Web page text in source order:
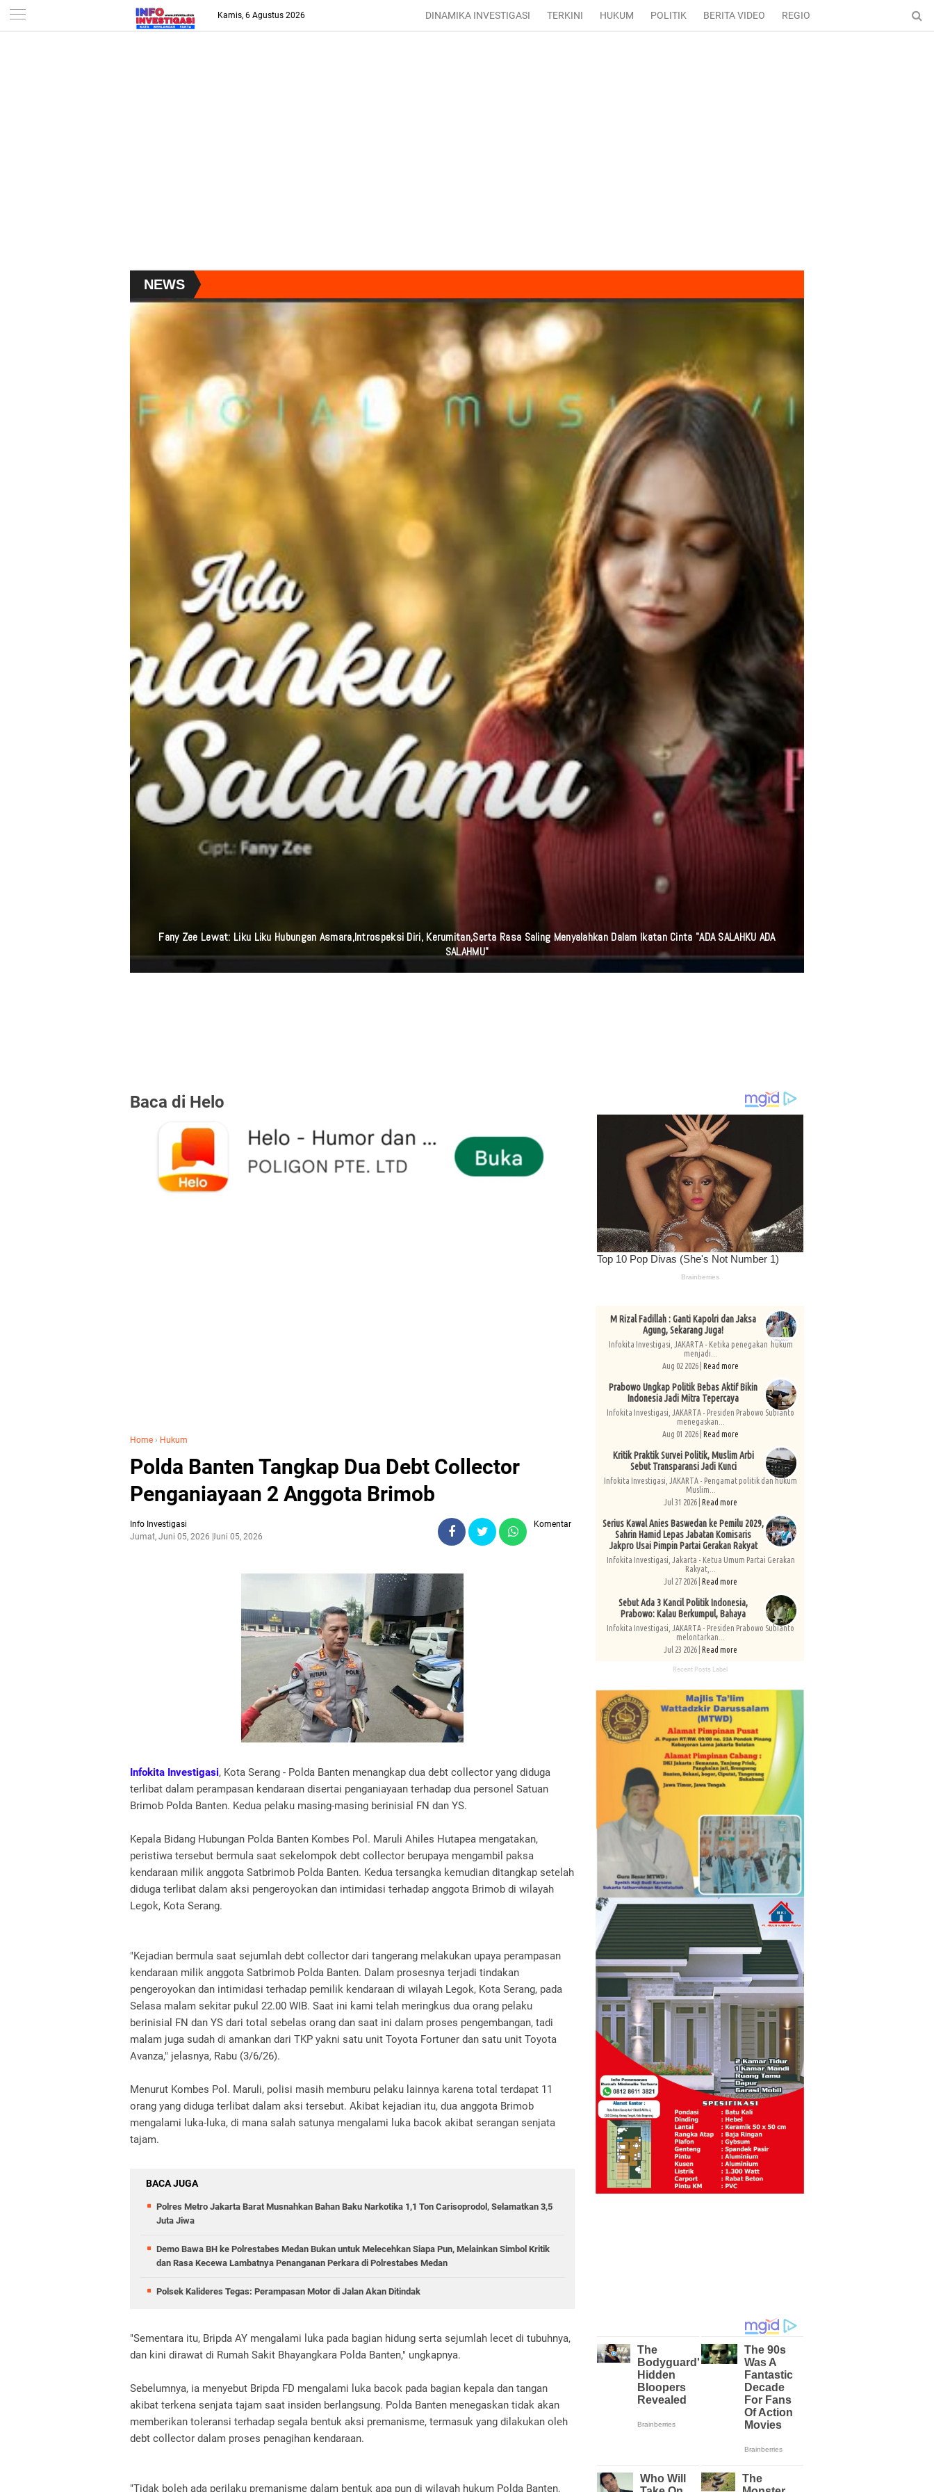
-->
Kamis, 6 Agustus 2026 DINAMIKA INVESTIGASI TERKINI HUKUM POLITIK BERITA VIDEO REGIONAL ENTERTAINMENT
NEWS
Tanda Orang Istiqomah Menjaga Shalat Qobliyah Shubuh Dan Shalat Shubuh Secara Berjamaah
Baca di Helo
Home › Hukum
Polda Banten Tangkap Dua Debt Collector
Penganiayaan 2 Anggota Brimob
Info Investigasi
Jumat, Juni 05, 2026 Juni 05, 2026
Komentar
Infokita Investigasi, Kota Serang - Polda Banten menangkap dua debt collector yang diduga
terlibat dalam perampasan kendaraan disertai penganiayaan terhadap dua personel Satuan
Brimob Polda Banten. Kedua pelaku masing-masing berinisial FN dan YS.
Kepala Bidang Hubungan Polda Banten Kombes Pol. Maruli Ahiles Hutapea mengatakan,
peristiwa tersebut bermula saat sekelompok debt collector berupaya mengambil paksa
kendaraan milik anggota Satbrimob Polda Banten. Kedua tersangka kemudian ditangkap setelah
diduga terlibat dalam aksi pengeroyokan dan intimidasi terhadap anggota Brimob di wilayah
Legok, Kota Serang.
"Kejadian bermula saat sejumlah debt collector dari tangerang melakukan upaya perampasan
kendaraan milik anggota Satbrimob Polda Banten. Dalam prosesnya terjadi tindakan
pengeroyokan dan intimidasi terhadap pemilik kendaraan di wilayah Legok, Kota Serang, pada
Selasa malam sekitar pukul 22.00 WIB. Saat ini kami telah meringkus dua orang pelaku
berinisial FN dan YS dari total sebelas orang dan saat ini dalam proses pengembangan, tadi
malam juga sudah di amankan dari TKP yakni satu unit Toyota Fortuner dan satu unit Toyota
Avanza," jelasnya, Rabu (3/6/26).
Menurut Kombes Pol. Maruli, polisi masih memburu pelaku lainnya karena total terdapat 11
orang yang diduga terlibat dalam aksi tersebut. Akibat kejadian itu, dua anggota Brimob
mengalami luka-luka, di mana salah satunya mengalami luka bacok akibat serangan senjata
tajam.
BACA JUGA
Polres Metro Jakarta Barat Musnahkan Bahan Baku Narkotika 1,1 Ton Carisoprodol, Selamatkan 3,5
Juta Jiwa
Demo Bawa BH ke Polrestabes Medan Bukan untuk Melecehkan Siapa Pun, Melainkan Simbol Kritik
dan Rasa Kecewa Lambatnya Penanganan Perkara di Polrestabes Medan
Polsek Kalideres Tegas: Perampasan Motor di Jalan Akan Ditindak
"Sementara itu, Bripda AY mengalami luka pada bagian hidung serta sejumlah lecet di tubuhnya,
dan kini dirawat di Rumah Sakit Bhayangkara Polda Banten," ungkapnya.
Sebelumnya, ia menyebut Bripda FD mengalami luka bacok pada bagian kepala dan tangan
akibat terkena senjata tajam saat insiden berlangsung. Polda Banten menegaskan tidak akan
memberikan toleransi terhadap segala bentuk aksi premanisme, termasuk yang dilakukan oleh
debt collector dalam proses penagihan kendaraan.
"Tidak boleh ada perilaku premanisme dalam bentuk apa pun di wilayah hukum Polda Banten,
M Rizal Fadillah : Ganti Kapolri dan Jaksa
Agung, Sekarang Juga!
Infokita Investigasi, JAKARTA - Ketika penegakan hukum
menjadi...
Aug 02 2026 | Read more
Prabowo Ungkap Politik Bebas Aktif Bikin
Indonesia Jadi Mitra Tepercaya
Infokita Investigasi, JAKARTA - Presiden Prabowo Subianto
menegaskan...
Aug 01 2026 | Read more
Kritik Praktik Survei Politik, Muslim Arbi
Sebut Transparansi Jadi Kunci
Infokita Investigasi, JAKARTA - Pengamat politik dan hukum
Muslim...
Jul 31 2026 | Read more
Serius Kawal Anies Baswedan ke Pemilu 2029,
Sahrin Hamid Lepas Jabatan Komisaris
Jakpro Usai Pimpin Partai Gerakan Rakyat
Infokita Investigasi, Jakarta - Ketua Umum Partai Gerakan
Rakyat,...
Jul 27 2026 | Read more
Sebut Ada 3 Kancil Politik Indonesia,
Prabowo: Kalau Berkumpul, Bahaya
Infokita Investigasi, JAKARTA - Presiden Prabowo Subianto
melontarkan...
Jul 23 2026 | Read more
Recent Posts Label